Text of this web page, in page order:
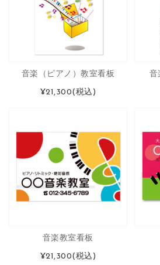
音楽（ピアノ）教室看板
¥21,300(税込)
音
音楽教室看板
¥21,300(税込)